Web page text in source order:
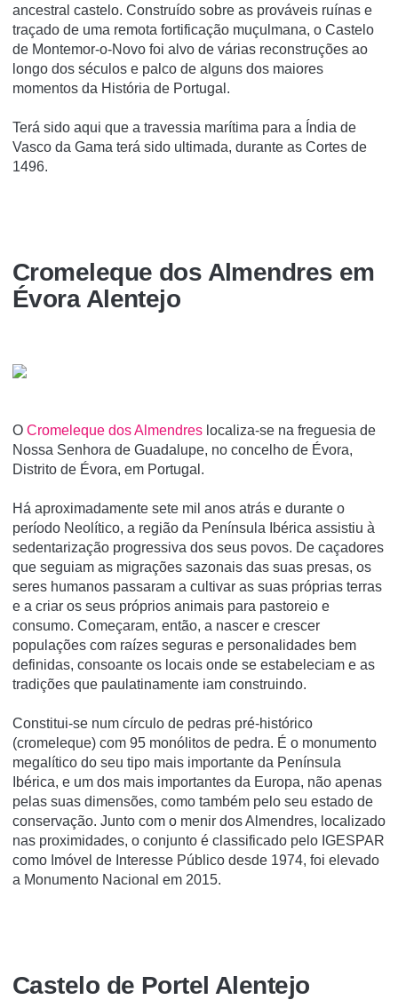
ancestral castelo. Construído sobre as prováveis ruínas e
traçado de uma remota fortificação muçulmana, o Castelo
de Montemor-o-Novo foi alvo de várias reconstruções ao
longo dos séculos e palco de alguns dos maiores
momentos da História de Portugal.
Terá sido aqui que a travessia marítima para a Índia de
Vasco da Gama terá sido ultimada, durante as Cortes de
1496.
Cromeleque dos Almendres em
Évora Alentejo
O Cromeleque dos Almendres localiza-se na freguesia de
Nossa Senhora de Guadalupe, no concelho de Évora,
Distrito de Évora, em Portugal.
Há aproximadamente sete mil anos atrás e durante o
período Neolítico, a região da Península Ibérica assistiu à
sedentarização progressiva dos seus povos. De caçadores
que seguiam as migrações sazonais das suas presas, os
seres humanos passaram a cultivar as suas próprias terras
e a criar os seus próprios animais para pastoreio e
consumo. Começaram, então, a nascer e crescer
populações com raízes seguras e personalidades bem
definidas, consoante os locais onde se estabeleciam e as
tradições que paulatinamente iam construindo.
Constitui-se num cí­rculo de pedras pré-histórico
(cromeleque) com 95 monólitos de pedra. É o monumento
megalí­tico do seu tipo mais importante da Pení­nsula
Ibérica, e um dos mais importantes da Europa, não apenas
pelas suas dimensões, como também pelo seu estado de
conservação. Junto com o menir dos Almendres, localizado
nas proximidades, o conjunto é classificado pelo IGESPAR
como Imóvel de Interesse Público desde 1974, foi elevado
a Monumento Nacional em 2015.
Castelo de Portel Alentejo